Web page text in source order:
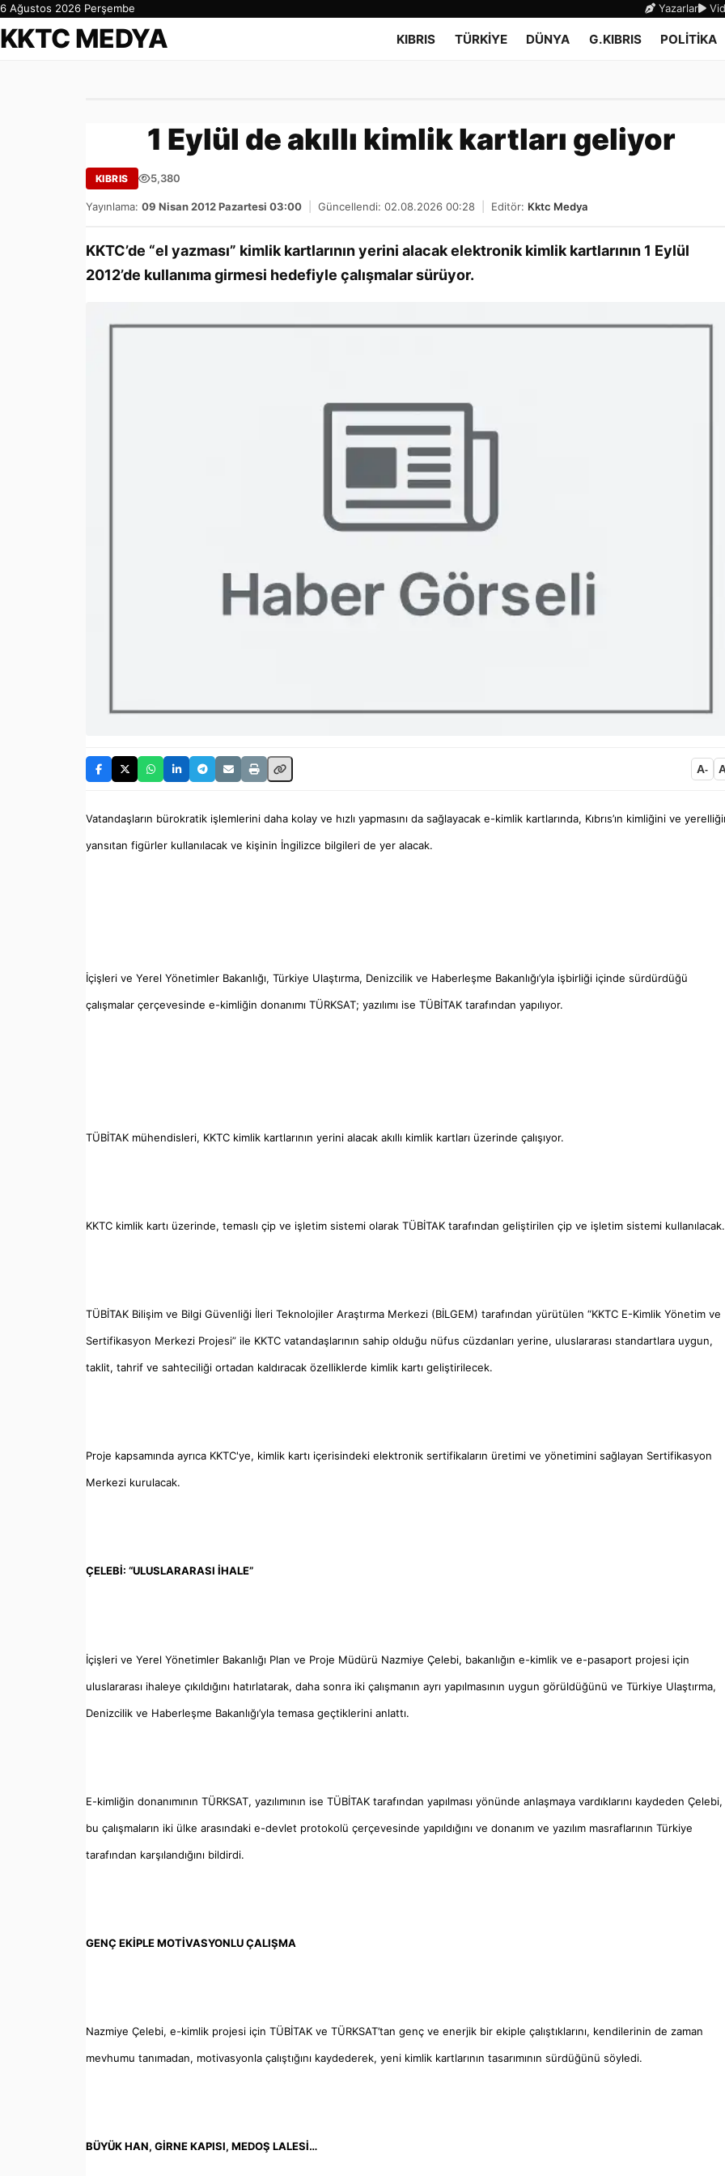
6 Ağustos 2026 Perşembe Yazarlar
KKTC MEDYA KIBRIS TÜRKİYE DÜNYA G.KIBRIS POLİTİKA
1 Eylül de akıllı kimlik kartları geliyor
KIBRIS 5,380
Yayınlama: 09 Nisan 2012 Pazartesi 03:00 Güncellendi: 02.08.2026 00:28 Editör: Kktc Medya
KKTC’de “el yazması” kimlik kartlarının yerini alacak elektronik kimlik kartlarının 1 Eylül
2012’de kullanıma girmesi hedefiyle çalışmalar sürüyor.
A-
Vatandaşların bürokratik işlemlerini daha kolay ve hızlı yapmasını da sağlayacak e-kimlik kartlarında, Kıbrıs’ın kimliğini ve
yansıtan figürler kullanılacak ve kişinin İngilizce bilgileri de yer alacak.
İçişleri ve Yerel Yönetimler Bakanlığı, Türkiye Ulaştırma, Denizcilik ve Haberleşme Bakanlığı’yla işbirliği içinde sürdürdüğü
çalışmalar çerçevesinde e-kimliğin donanımı TÜRKSAT; yazılımı ise TÜBİTAK tarafından yapılıyor.
TÜBİTAK mühendisleri, KKTC kimlik kartlarının yerini alacak akıllı kimlik kartları üzerinde çalışıyor.
KKTC kimlik kartı üzerinde, temaslı çip ve işletim sistemi olarak TÜBİTAK tarafından geliştirilen çip ve işletim sistemi kullanılacak.
TÜBİTAK Bilişim ve Bilgi Güvenliği İleri Teknolojiler Araştırma Merkezi (BİLGEM) tarafından yürütülen “KKTC E-Kimlik Yönetim ve
Sertifikasyon Merkezi Projesi” ile KKTC vatandaşlarının sahip olduğu nüfus cüzdanları yerine, uluslararası standartlara uygun,
taklit, tahrif ve sahteciliği ortadan kaldıracak özelliklerde kimlik kartı geliştirilecek.
Proje kapsamında ayrıca KKTC'ye, kimlik kartı içerisindeki elektronik sertifikaların üretimi ve yönetimini sağlayan Sertifikasyon
Merkezi kurulacak.
ÇELEBİ: “ULUSLARARASI İHALE”
İçişleri ve Yerel Yönetimler Bakanlığı Plan ve Proje Müdürü Nazmiye Çelebi, bakanlığın e-kimlik ve e-pasaport projesi için
uluslararası ihaleye çıkıldığını hatırlatarak, daha sonra iki çalışmanın ayrı yapılmasının uygun görüldüğünü ve Türkiye Ulaştırma,
Denizcilik ve Haberleşme Bakanlığı’yla temasa geçtiklerini anlattı.
E-kimliğin donanımının TÜRKSAT, yazılımının ise TÜBİTAK tarafından yapılması yönünde anlaşmaya vardıklarını kaydeden Çelebi,
bu çalışmaların iki ülke arasındaki e-devlet protokolü çerçevesinde yapıldığını ve donanım ve yazılım masraflarının Türkiye
tarafından karşılandığını bildirdi.
GENÇ EKİPLE MOTİVASYONLU ÇALIŞMA
Nazmiye Çelebi, e-kimlik projesi için TÜBİTAK ve TÜRKSAT’tan genç ve enerjik bir ekiple çalıştıklarını, kendilerinin de zaman
mevhumu tanımadan, motivasyonla çalıştığını kaydederek, yeni kimlik kartlarının tasarımının sürdüğünü söyledi.
BÜYÜK HAN, GİRNE KAPISI, MEDOŞ LALESİ…